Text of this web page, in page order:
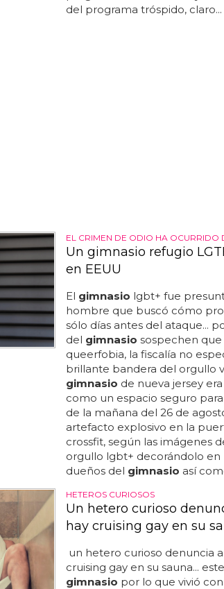
del programa tróspido,
EL CRIMEN DE ODIO HA OCURRIDO
Un gimnasio refugio
en EEUU
El gimnasio lgbt+ fue
hombre que buscó cómo
sólo días antes del ataque...
del gimnasio sospechen
queerfobia, la fiscalía no
brillante bandera del orgullo
gimnasio de nueva jersey
como un espacio seguro
de la mañana del 26 de
artefacto explosivo en la
crossfit, según las imágenes
orgullo lgbt+ decorándolo en
dueños del gimnasio así
HETEROS CURIOSOS
Un hetero curioso
hay cruising gay en su
un hetero curioso denuncia
cruising gay en su sauna...
gimnasio por lo que vivió